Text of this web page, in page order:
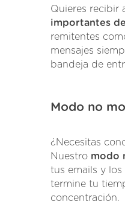
Quieres recibir
importantes
remitentes
mensajes
bandeja de
Modo no
¿Necesitas
Nuestro modo
tus emails y
termine tu
concentración.